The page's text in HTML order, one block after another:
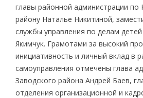
главы районной администрации по
району Наталье Никитиной,
службы управления по делам
Якимчук. Грамотами за высокий
инициативность и личный вклад в
самоуправления отмечены глава
Заводского района Андрей Баев,
отделения организационной и